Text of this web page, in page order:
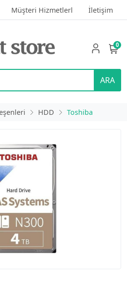
Müşteri Hizmetlerl İletişim
ARA
0
HDD Toshiba